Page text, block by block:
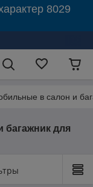
8029
в салон и
багажник для